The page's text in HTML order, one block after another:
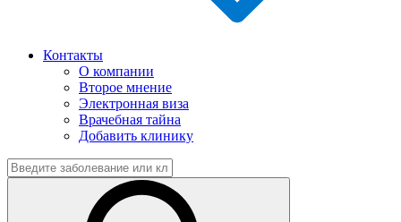
Контакты
О компании
Второе мнение
Электронная виза
Врачебная тайна
Добавить клинику